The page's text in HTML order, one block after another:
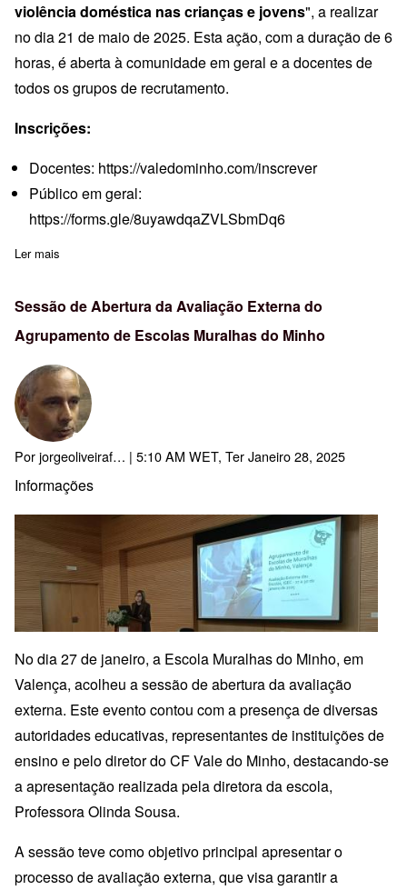
violência doméstica nas crianças e jovens", a realizar
no dia 21 de maio de 2025. Esta ação, com a duração de 6
horas, é aberta à comunidade em geral e a docentes de
todos os grupos de recrutamento.
Inscrições:
Docentes: https://valedominho.com/inscrever
Público em geral:
https://forms.gle/8uyawdqaZVLSbmDq6
Ler mais
Sessão de Abertura da Avaliação Externa do
Agrupamento de Escolas Muralhas do Minho
Porjorgeoliveiraf… | 5:10 AM WET, Ter Janeiro 28, 2025
Informações
No dia 27 de janeiro, a Escola Muralhas do Minho, em
Valença, acolheu a sessão de abertura da avaliação
externa. Este evento contou com a presença de diversas
autoridades educativas, representantes de instituições de
ensino e pelo diretor do CF Vale do Minho, destacando-se
a apresentação realizada pela diretora da escola,
Professora Olinda Sousa.
A sessão teve como objetivo principal apresentar o
processo de avaliação externa, que visa garantir a